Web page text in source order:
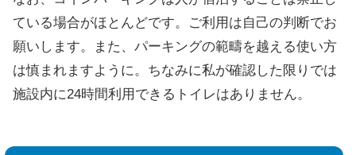
ている場合がほとんどです。ご利用は自己の判断でお
願いします。また、パーキングの範疇を越える使い方
は慎まれますように。ちなみに私が確認した限りでは
施設内に24時間利用できるトイレはありません。